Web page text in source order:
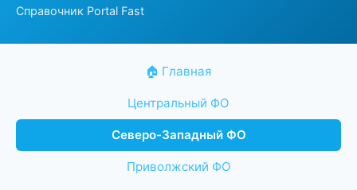
Справочник Portal Fast
🏠 Главная
Центральный ФО
Северо-Западный ФО
Приволжский ФО